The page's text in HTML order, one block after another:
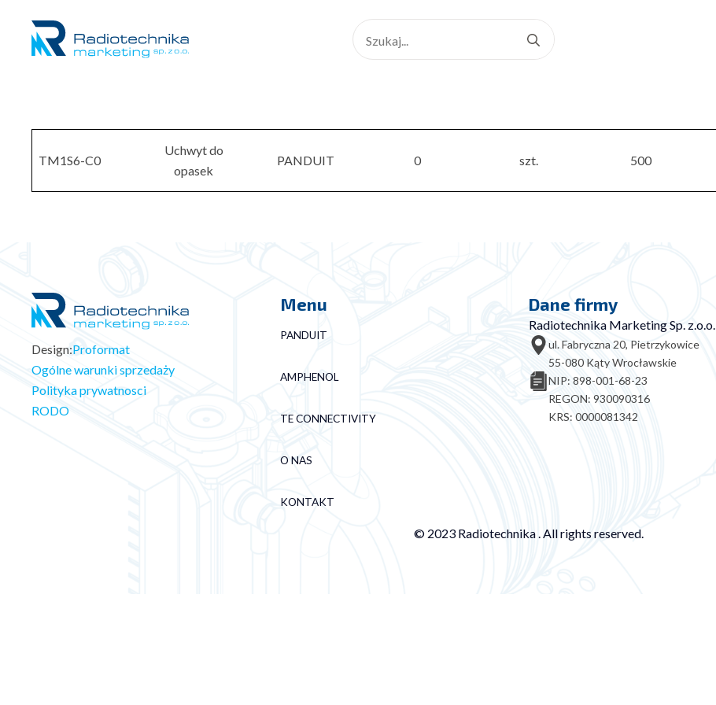
for:
TM1S6-C0
Uchwyt do
opasek
PANDUIT 0 szt. 500
Design:Proformat
Ogólne warunki sprzedaży
Polityka prywatnosci
RODO
Menu
PANDUIT
AMPHENOL
TE CONNECTIVITY
O NAS
KONTAKT
Dane firmy
Radiotechnika Marketing Sp. z.o.o.
ul. Fabryczna 20, Pietrzykowice
55-080 Kąty Wrocławskie
NIP: 898-001-68-23
REGON: 930090316
KRS: 0000081342
© 2023 Radiotechnika . All rights reserved.